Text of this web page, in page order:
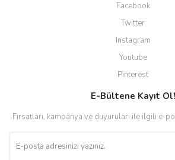
Facebook
Twitter
Instagram
Youtube
Pinterest
E-Bültene Kayıt Ol!
Fırsatları, kampanya ve duyuruları ile ilgili e-